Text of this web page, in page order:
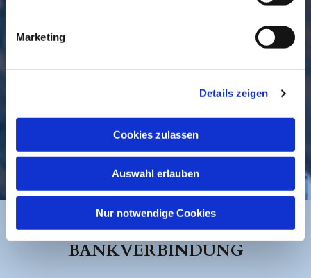
Marketing
Details zeigen
Cookies zulassen
Auswahl erlauben
Nur notwendige Cookies
BESUCHEN
KONTAKT
BANKVERBINDUNG